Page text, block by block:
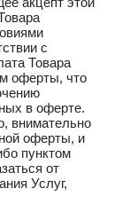
с
Товара
оферты, что
в оферте.
внимательно
оферты, и
пунктом
от
Услуг,